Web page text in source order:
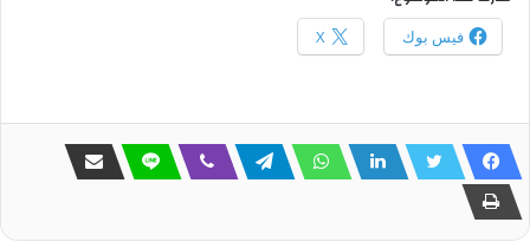
فيس بوك X